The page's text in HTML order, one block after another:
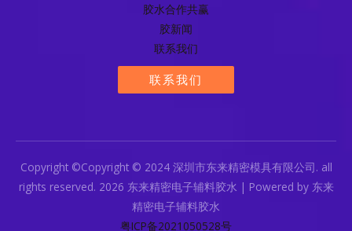
胶水合作共赢
胶新闻
联系我们
联系我们
Copyright ©Copyright © 2024 深圳市东来精密模具有限公司. all
rights reserved. 2026 东来精密电子辅料胶水 | Powered by 东来
精密电子辅料胶水
粤ICP备2021050528号